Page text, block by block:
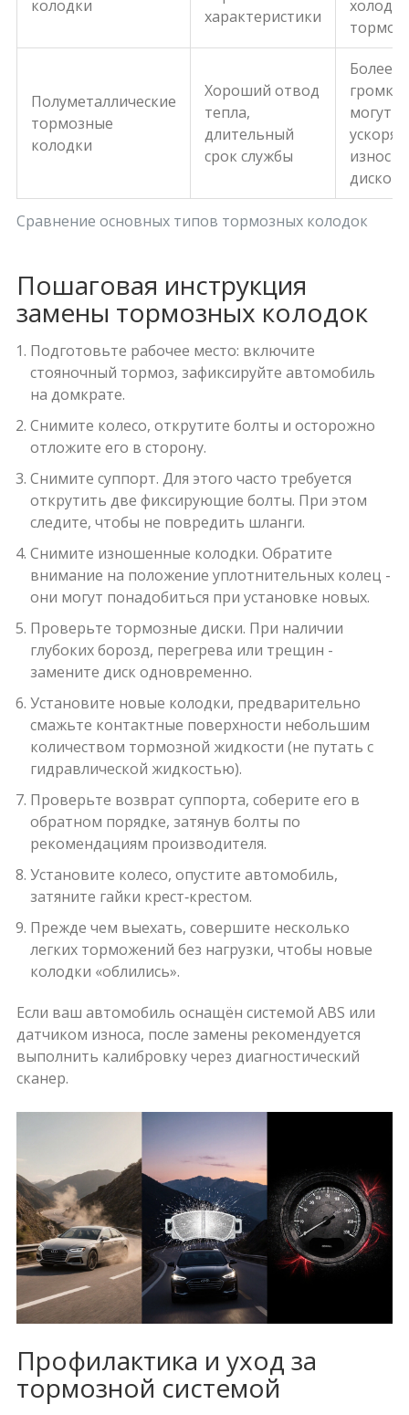
Сравнение основных типов тормозных колодок
колодки
характеристики
Полуметаллические
тормозные
колодки
Хороший отвод
тепла,
длительный
срок службы
Более
могут
износ
дисков
Пошаговая инструкция
замены тормозных колодок
Подготовьте рабочее место: включите
стояночный тормоз, зафиксируйте автомобиль
на домкрате.
Снимите колесо, открутите болты и осторожно
отложите его в сторону.
Снимите суппорт. Для этого часто требуется
открутить две фиксирующие болты. При этом
следите, чтобы не повредить шланги.
Снимите изношенные колодки. Обратите
внимание на положение уплотнительных колец -
они могут понадобиться при установке новых.
Проверьте тормозные диски. При наличии
глубоких борозд, перегрева или трещин -
замените диск одновременно.
Установите новые колодки, предварительно
смажьте контактные поверхности небольшим
количеством тормозной жидкости (не путать с
гидравлической жидкостью).
Проверьте возврат суппорта, соберите его в
обратном порядке, затянув болты по
рекомендациям производителя.
Установите колесо, опустите автомобиль,
затяните гайки крест‑крестом.
Прежде чем выехать, совершите несколько
легких торможений без нагрузки, чтобы новые
колодки «облились».
Если ваш автомобиль оснащён системой ABS или
датчиком износа, после замены рекомендуется
выполнить калибровку через диагностический
сканер.
Профилактика и уход за
тормозной системой